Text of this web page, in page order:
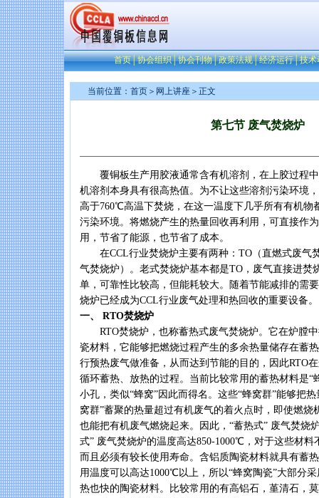
首页│协会组织│协会刊物│政策法规│经济运行│技术
当前位置： 首页 ＞ 网上讲座 ＞正文
第七节 废气焚烧炉
覆铜板生产用胶液通常含有机溶剂，在上胶过程中
机溶剂本身具有很高热值。为不让这些溶剂污染环境
高于760℃高温下焚烧，在这一温度下几乎所有有机物
污染环境。将燃烧产生的热量回收再利用，可直接作
用，节省了能源，也节省了成本。
在CCL行业焚烧炉主要有两种：TO（直燃式废气
气焚烧炉）。老式焚烧炉基本都是TO，废气直接进焚
单，可靠性比较高，但能耗较大。随着节能减排的需
烧炉已经成为CCL行业废气处理和热回收的重要设备。
一、 RTO焚烧炉
RTO焚烧炉，也称蓄热式废气焚烧炉。它在炉膛中
瓷材料，它能够把燃烧过程产生的多余热量储存在蓄
行预热废气做准备，从而达到节能的目的，因此RTO
循环蓄热、放热的过程。当前比较常用的蓄热材料是“
小孔，类似“蜂窝”因此而得名。这些“蜂窝群”能够把
窝群”蓄聚的热量超过有机废气的着火点时，即使燃烧
也能把有机废气燃烧起来。因此，“蓄热式” 废气焚烧
式” 废气焚烧炉的温度高达850-1000℃，对于这些材料
而且必须有较长使用寿命。含铝质陶瓷材料就具有蓄
用温度可以高达1000℃以上，所以“蜂窝陶瓷”大部分
热也快的陶瓷材料。比较常用的有高铝石，堇清石，